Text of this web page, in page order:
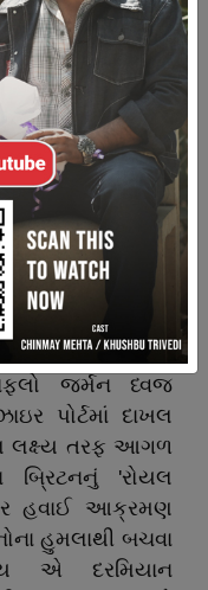
બરાબર દસ
પહેલીવાર તેના
માહિતી આપી.
આવ્યો અને આખરી
થયેલો ફાઇનલ
જહાજો સાથે
તરફ હંકારે. ખુલ્લા
અને સબમરીન
જર્મન ધ્વજ
પોર્ટમાં દાખલ
લક્ષ્ય તરફ આગળ
બ્રિટનનું 'રોયલ
હવાઈ આક્રમણ
હુમલાથી બચવા
એ દરમિયાન